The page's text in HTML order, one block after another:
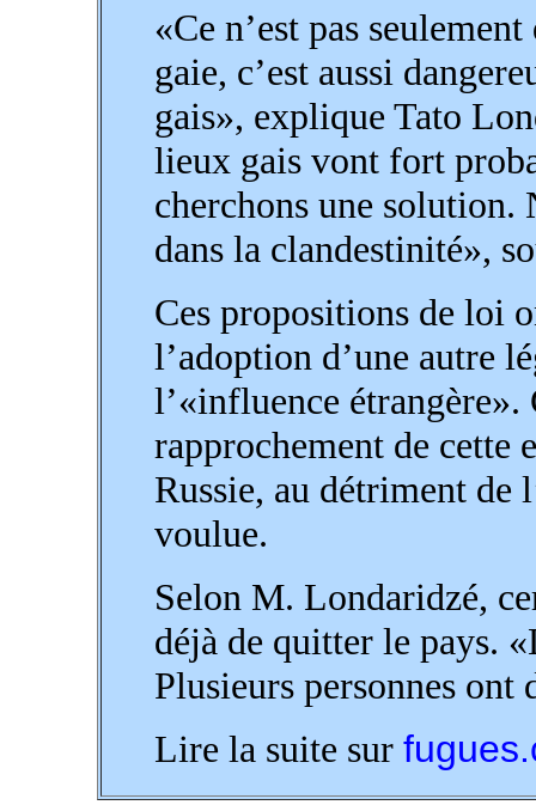
«Ce n’est pas
gaie, c’est aussi
gais», explique Tato
lieux gais vont fort
cherchons une solution.
dans la clandestinité»,
Ces propositions de loi
l’adoption d’une autre
l’«influence étrangère».
rapprochement de cette
Russie, au détriment de
voulue.
Selon M. Londaridzé,
déjà de quitter le pays.
Plusieurs personnes
Lire la suite sur